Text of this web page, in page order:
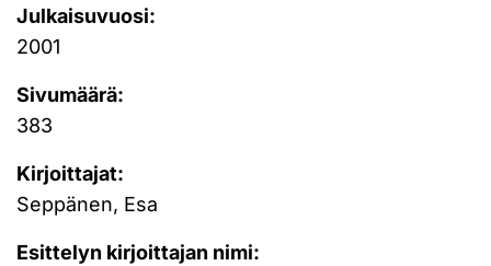
Julkaisuvuosi:
2001
Sivumäärä:
383
Kirjoittajat:
Seppänen, Esa
Esittelyn kirjoittajan nimi: